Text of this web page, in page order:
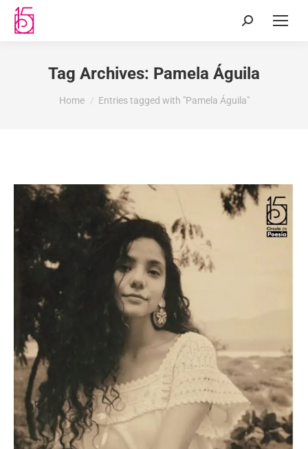
Tag Archives: Pamela Águila
You are here:
Home Entries tagged with "Pamela Águila"